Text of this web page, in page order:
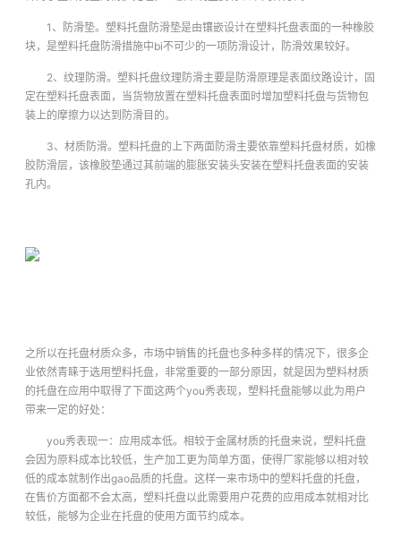
1、防滑垫。塑料托盘防滑垫是由镶嵌设计在塑料托盘表面的一种橡胶
块，是塑料托盘防滑措施中bi不可少的一项防滑设计，防滑效果较好。
2、纹理防滑。塑料托盘纹理防滑主要是防滑原理是表面纹路设计，固
定在塑料托盘表面，当货物放置在塑料托盘表面时增加塑料托盘与货物包
装上的摩擦力以达到防滑目的。
3、材质防滑。塑料托盘的上下两面防滑主要依靠塑料托盘材质，如橡
胶防滑层，该橡胶垫通过其前端的膨胀安装头安装在塑料托盘表面的安装
孔内。
之所以在托盘材质众多，市场中销售的托盘也多种多样的情况下，很多企
业依然青睐于选用塑料托盘，非常重要的一部分原因，就是因为塑料材质
的托盘在应用中取得了下面这两个you秀表现，塑料托盘能够以此为用户
带来一定的好处：
you秀表现一：应用成本低。相较于金属材质的托盘来说，塑料托盘
会因为原料成本比较低，生产加工更为简单方面，使得厂家能够以相对较
低的成本就制作出gao品质的托盘。这样一来市场中的塑料托盘的托盘，
在售价方面都不会太高，塑料托盘以此需要用户花费的应用成本就相对比
较低，能够为企业在托盘的使用方面节约成本。